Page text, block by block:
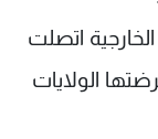
اتصلت
الولايات